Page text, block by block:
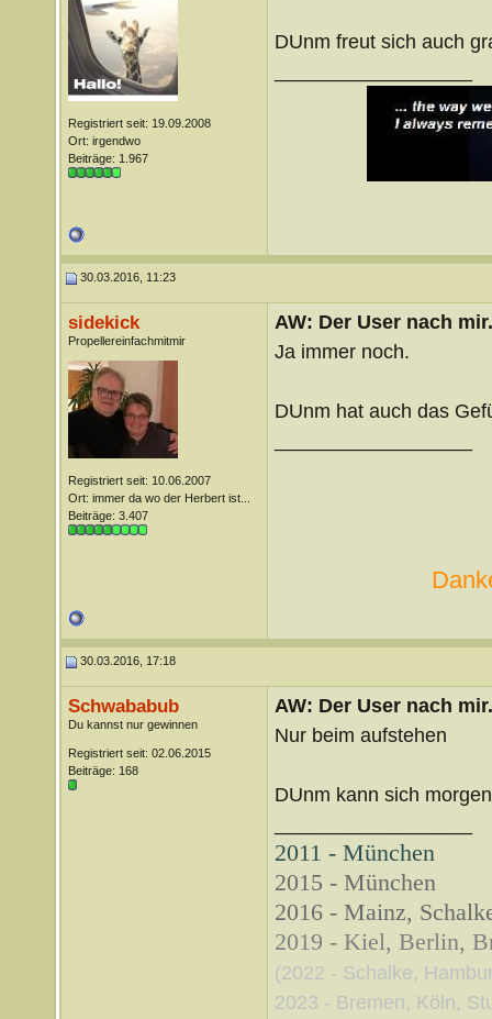
Registriert seit: 19.09.2008
Ort: irgendwo
Beiträge: 1.967
DUnm freut sich auch
30.03.2016, 11:23
sidekick
Propellereinfachmitmir
Registriert seit: 10.06.2007
Ort: immer da wo der Herbert ist...
Beiträge: 3.407
AW: Der User nach
Ja immer noch.
DUnm hat auch das
30.03.2016, 17:18
Schwababub
Du kannst nur gewinnen
Registriert seit: 02.06.2015
Beiträge: 168
AW: Der User nach
Nur beim aufstehen
DUnm kann sich
2011 - München
2015 - München
2016 - Mainz,
2019 - Kiel, Berlin,
(2022 - Schalke,
2023 - Bremen, Köln,